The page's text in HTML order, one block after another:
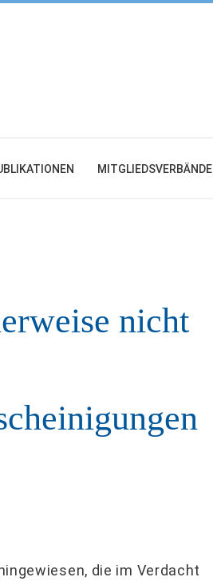
MITGLIEDSVERBÄNDE
nicht
die im Verdacht